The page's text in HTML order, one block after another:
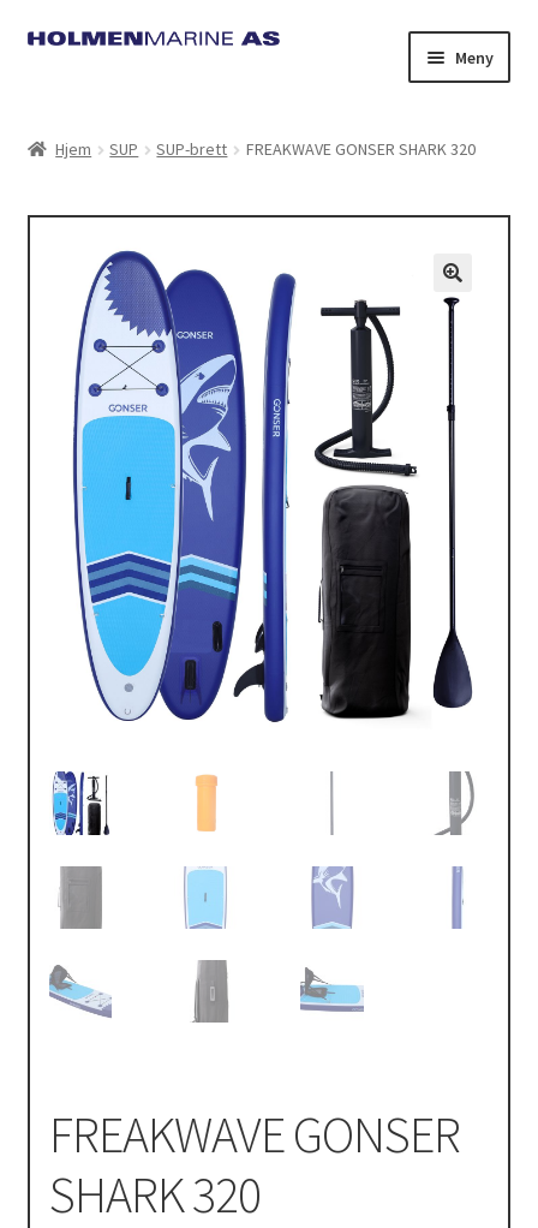
Hopp
Hopp
Meny
Hjem SUP SUP-brett FREAKWAVE GONSER SHARK 320
FREAKWAVE GONSER
SHARK 320